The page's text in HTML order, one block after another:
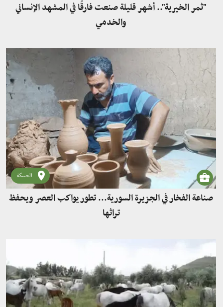
"ثمر الخيرية".. أشهر قليلة صنعت فارقًا في المشهد الإنساني
والخدمي
الحسكة
صناعة الفخار في الجزيرة السورية... تطور يواكب العصر ويحفظ
تراثها